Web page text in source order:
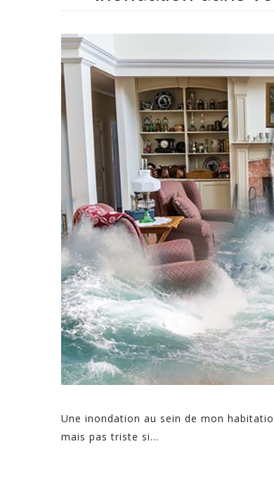
Une inondation au sein de mon
mais pas triste si...